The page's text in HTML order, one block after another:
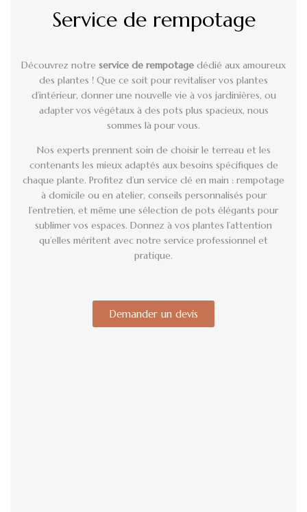
Service de rempotage
Découvrez notre service de rempotage dédié aux amoureux
des plantes ! Que ce soit pour revitaliser vos plantes
d’intérieur, donner une nouvelle vie à vos jardinières, ou
adapter vos végétaux à des pots plus spacieux, nous
sommes là pour vous.
Nos experts prennent soin de choisir le terreau et les
contenants les mieux adaptés aux besoins spécifiques de
chaque plante. Profitez d’un service clé en main : rempotage
à domicile ou en atelier, conseils personnalisés pour
l’entretien, et même une sélection de pots élégants pour
sublimer vos espaces. Donnez à vos plantes l’attention
qu’elles méritent avec notre service professionnel et
pratique.
Demander un devis